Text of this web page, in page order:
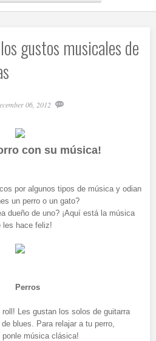
gustos musicales de
06, 2012
con su música!
por algunos tipos de música y odian
un perro o un gato?
dueño de uno? ¡Aquí está la música
les hace feliz!
Perros
roll! Les gustan los solos de guitarra
blues. Para relajar a tu perro,
ponle música clásica!